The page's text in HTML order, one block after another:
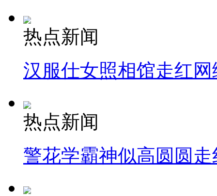
热点新闻
汉服仕女照相馆走红网
热点新闻
警花学霸神似高圆圆走